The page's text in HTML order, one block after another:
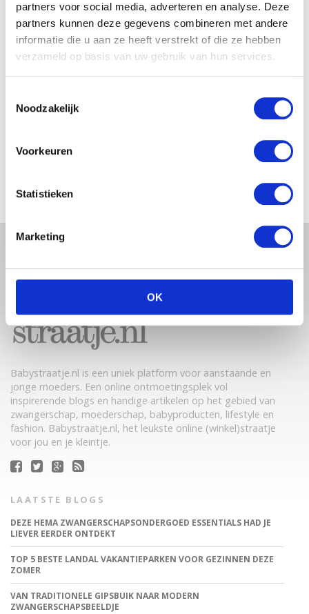
partners voor social media, adverteren en analyse. Deze
partners kunnen deze gegevens combineren met andere
informatie die u aan ze heeft verstrekt of die ze hebben
verzameld op basis van uw gebruik van hun services.
Noodzakelijk
Voorkeuren
Statistieken
Marketing
OK
JOSJE HUISMAN SHOWT
BABYBUIK OP IBIZA
PRACHTIGE FOTO MET BABY
Babystraatje.nl is een uniek platform voor aanstaande en
jonge moeders. Een online ontmoetingsplek vol
inspirerende blogs en handige artikelen op het gebied van
zwangerschap, moederschap, babyproducten, lifestyle en
fashion. Babystraatje.nl, het leukste online (winkel)straatje
voor jou en je kleintje.
LAATSTE BLOGS
DEZE HEMA ZWANGERSCHAPSONDERGOED ESSENTIALS HAD JE
LIEVER EERDER ONTDEKT
TOP 5 BESTE LANDAL VAKANTIEPARKEN VOOR GEZINNEN DEZE
ZOMER
VAN TRADITIONELE GIPSBUIK NAAR MODERN
ZWANGERSCHAPSBEELDJE